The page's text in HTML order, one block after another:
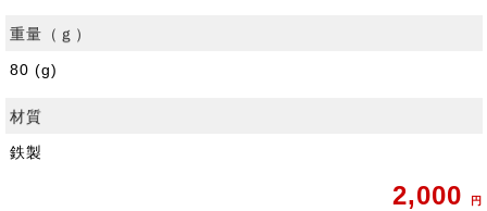
重量（ｇ）
80 (g)
材質
鉄製
2,000 円